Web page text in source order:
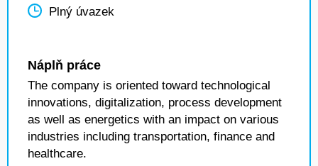
Plný úvazek
Náplň práce
The company is oriented toward technological
innovations, digitalization, process development
as well as energetics with an impact on various
industries including transportation, finance and
healthcare.